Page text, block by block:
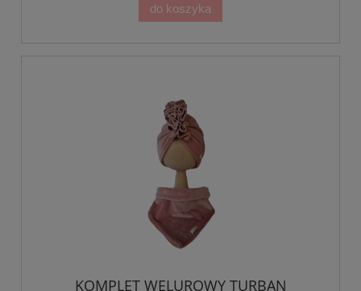
do koszyka
KOMPLET WELUROWY TURBAN